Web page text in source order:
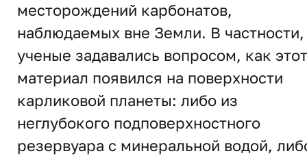
месторождений карбонатов,
наблюдаемых вне Земли. В частности,
ученые задавались вопросом, как этот
материал появился на поверхности
карликовой планеты: либо из
неглубокого подповерхностного
резервуара с минеральной водой,